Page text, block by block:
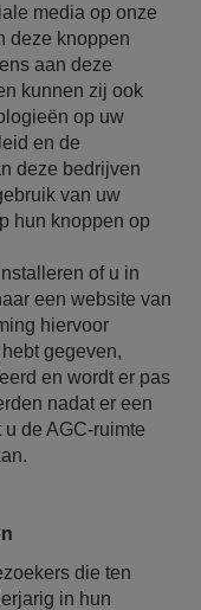
media op onze
deze knoppen
aan deze
kunnen zij ook
op uw
en de
deze bedrijven
van uw
hun knoppen op
of u in
een website van
hiervoor
gegeven,
en wordt er pas
nadat er een
de AGC-ruimte
die ten
in hun